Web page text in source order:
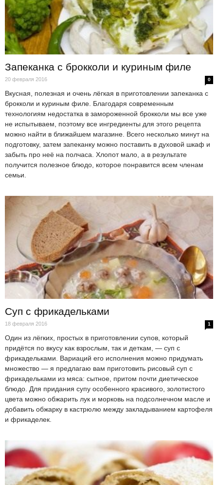
Запеканка с брокколи и куриным филе
20 февраля 2016 0
Вкусная, полезная и очень лёгкая в приготовлении запеканка с
брокколи и куриным филе. Благодаря современным
технологиям недостатка в замороженной брокколи мы все уже
не испытываем, поэтому все ингредиенты для этого рецепта
можно найти в ближайшем магазине. Всего несколько минут на
подготовку, затем запеканку можно поставить в духовой шкаф и
забыть про неё на полчаса. Хлопот мало, а в результате
получится полезное блюдо, которое понравится всем членам
семьи.
Суп с фрикадельками
18 февраля 2016 1
Один из лёгких, простых в приготовлении супов, который
придётся по вкусу как взрослым, так и деткам, — суп с
фрикадельками. Вариаций его исполнения можно придумать
множество — я предлагаю вам приготовить рисовый суп с
фрикадельками из мяса: сытное, притом почти диетическое
блюдо. Для придания супу особенного красивого, золотистого
цвета можно обжарить лук и морковь на подсолнечном масле и
добавить обжарку в кастрюлю между закладыванием картофеля
и фрикаделек.